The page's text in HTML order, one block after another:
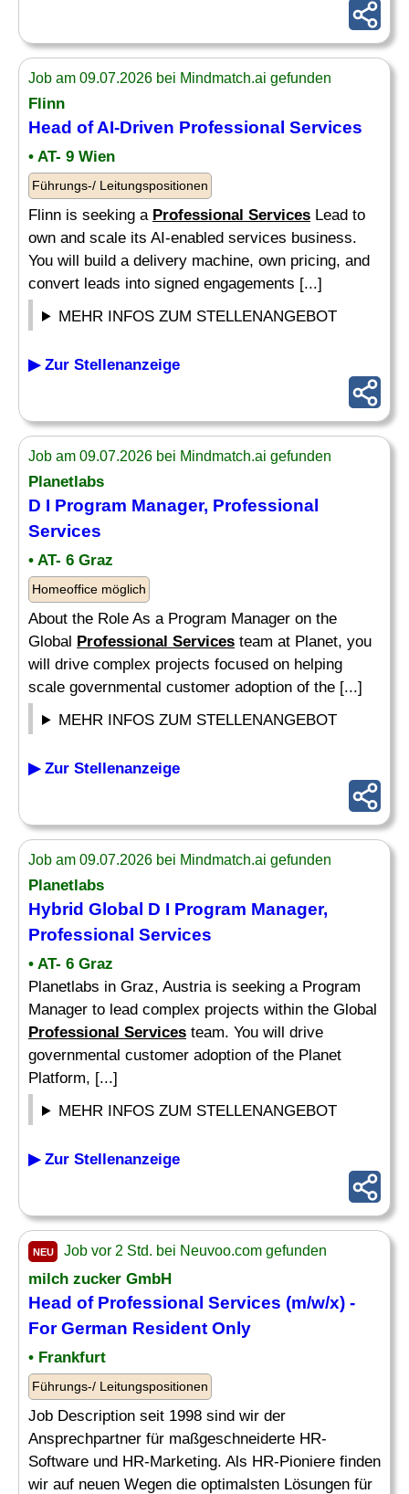
Job am 09.07.2026 bei Mindmatch.ai gefunden
Flinn
Head of AI-Driven Professional Services
• AT- 9 Wien
Führungs-/ Leitungspositionen
Flinn is seeking a Professional Services Lead to
own and scale its AI-enabled services business.
You will build a delivery machine, own pricing, and
convert leads into signed engagements [...]
MEHR INFOS ZUM STELLENANGEBOT
▶ Zur Stellenanzeige
Job am 09.07.2026 bei Mindmatch.ai gefunden
Planetlabs
D I Program Manager, Professional
Services
• AT- 6 Graz
Homeoffice möglich
About the Role As a Program Manager on the
Global Professional Services team at Planet, you
will drive complex projects focused on helping
scale governmental customer adoption of the [...]
MEHR INFOS ZUM STELLENANGEBOT
▶ Zur Stellenanzeige
Job am 09.07.2026 bei Mindmatch.ai gefunden
Planetlabs
Hybrid Global D I Program Manager,
Professional Services
• AT- 6 Graz
Planetlabs in Graz, Austria is seeking a Program
Manager to lead complex projects within the Global
Professional Services team. You will drive
governmental customer adoption of the Planet
Platform, [...]
MEHR INFOS ZUM STELLENANGEBOT
▶ Zur Stellenanzeige
NEU Job vor 2 Std. bei Neuvoo.com gefunden
milch zucker GmbH
Head of Professional Services (m/w/x) -
For German Resident Only
• Frankfurt
Führungs-/ Leitungspositionen
Job Description seit 1998 sind wir der
Ansprechpartner für maßgeschneiderte HR-
Software und HR-Marketing. Als HR-Pioniere finden
wir auf neuen Wegen die optimalsten Lösungen für